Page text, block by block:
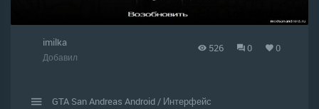
526 0 0
imilka
Добавил
GTA San Andreas Android/ Интерфейс